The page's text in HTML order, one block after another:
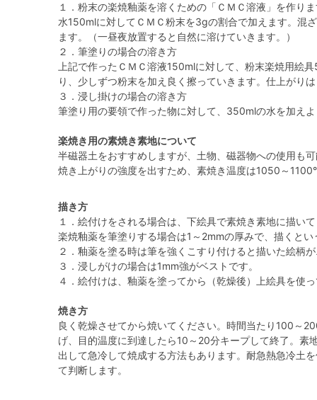
１．粉末の楽焼釉薬を溶くための「ＣＭＣ溶液」を作り
水150mlに対してＣＭＣ粉末を3gの割合で加えます。混
ます。（一昼夜放置すると自然に溶けていきます。）
２．筆塗りの場合の溶き方
上記で作ったＣＭＣ溶液150mlに対して、粉末楽焼用絵
り、少しずつ粉末を加え良く擦っていきます。仕上がり
３．浸し掛けの場合の溶き方
筆塗り用の要領で作った物に対して、350mlの水を加え
楽焼き用の素焼き素地について
半磁器土をおすすめしますが、土物、磁器物への使用も
焼き上がりの強度を出すため、素焼き温度は1050～
描き方
１．絵付けをされる場合は、下絵具で素焼き素地に描い
楽焼釉薬を筆塗りする場合は1～2mmの厚みで、描くと
２．釉薬を塗る時は筆を強くこすり付けると描いた絵柄
３．浸しがけの場合は1mm強がベストです。
４．絵付けは、釉薬を塗ってから（乾燥後）上絵具を使
焼き方
良く乾燥させてから焼いてください。時間当たり100～
げ、目的温度に到達したら10～20分キープして終了。
出して急冷して焼成する方法もあります。耐急熱急冷土
て判断します。